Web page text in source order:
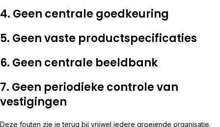
4. Geen centrale goedkeuring
5. Geen vaste productspecificaties
6. Geen centrale beeldbank
7. Geen periodieke controle van
vestigingen
Deze fouten zie je terug bij vrijwel iedere groeiende organisatie.